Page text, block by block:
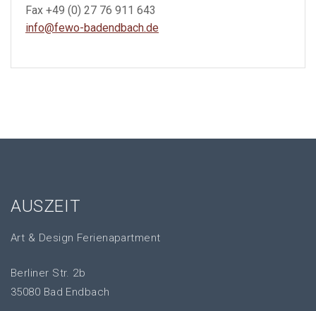
Fax +49 (0) 27 76 911 643
info@fewo-badendbach.de
AUSZEIT
Art & Design Ferienapartment
Berliner Str. 2b
35080 Bad Endbach